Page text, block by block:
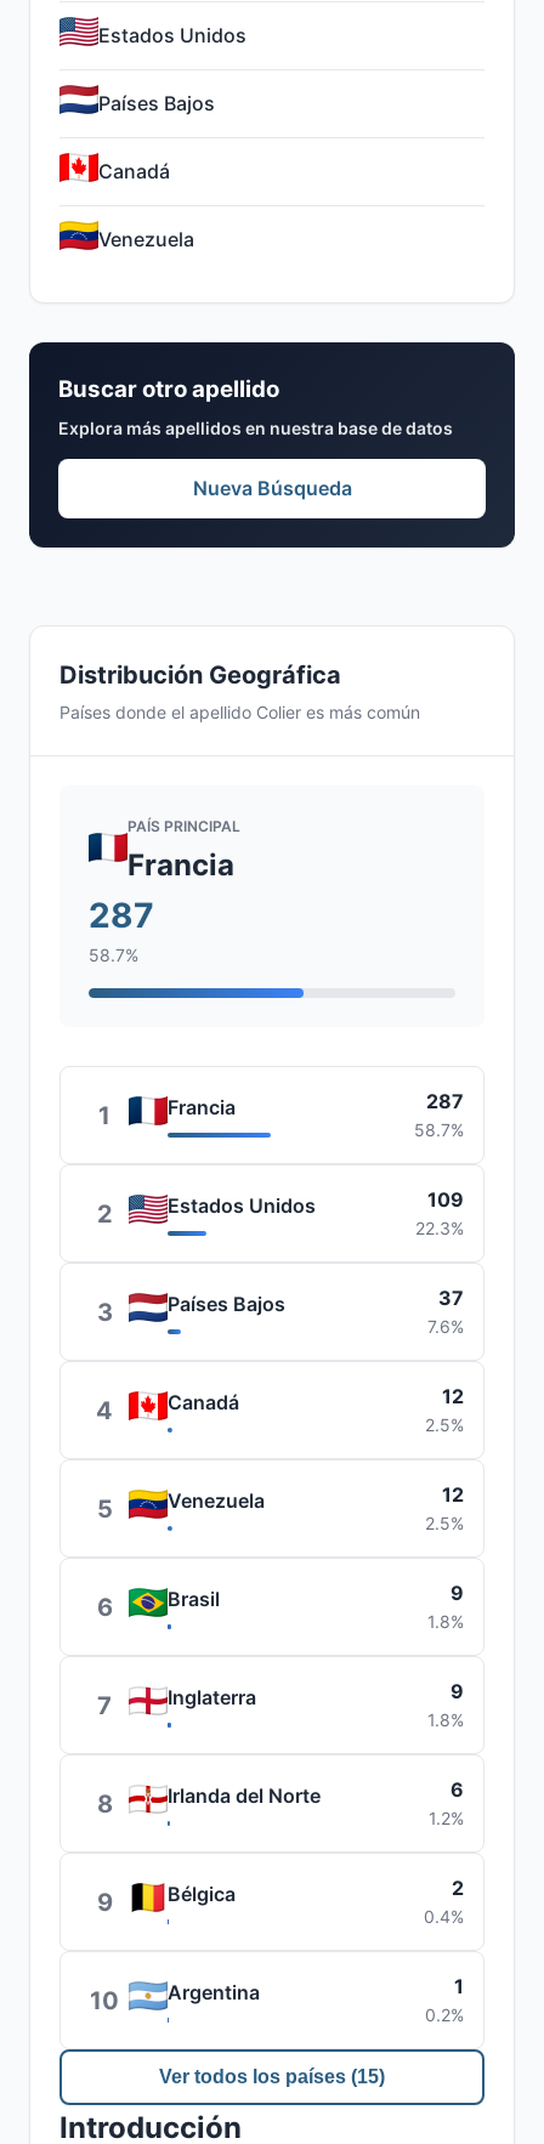
Distribución Geográfica
Países donde el apellido Colier es más común
PAÍS PRINCIPAL
Francia
287
58.7%
1 Francia 287
58.7%
2 Estados Unidos 109
22.3%
3 Países Bajos 37
7.6%
4 Canadá 12
2.5%
5 Venezuela 12
2.5%
6 Brasil 9
1.8%
7 Inglaterra 9
1.8%
8 Irlanda del Norte 6
1.2%
9 Bélgica 2
0.4%
10 Argentina 1
0.2%
Ver todos los países (15)
Introducción
Estados Unidos
Países Bajos
Canadá
Venezuela
Buscar otro apellido
Explora más apellidos en nuestra base de datos
Nueva Búsqueda